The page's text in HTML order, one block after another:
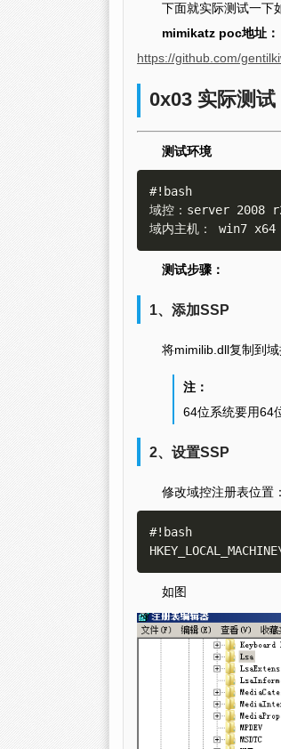
下面就实际测试一下
mimikatz poc地址：
https://github.com/
0x03 实际测试
测试环境
#!bash
域控：server 2008
测试步骤：
1、添加SSP
将mimilib.dll复制到
注：
64位系统要用64
2、设置SSP
修改域控注册表位置：
#!bash
如图